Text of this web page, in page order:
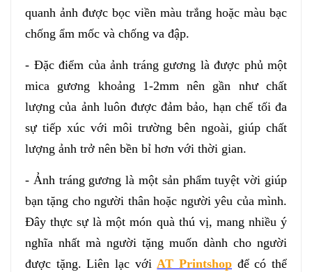
quanh ảnh được bọc viền màu trắng hoặc màu bạc
chống ẩm mốc và chống va đập.
- Đặc điểm của ảnh tráng gương là được phủ một
mica gương khoảng 1-2mm nên gần như chất
lượng của ảnh luôn được đảm bảo, hạn chế tối đa
sự tiếp xúc với môi trường bên ngoài, giúp chất
lượng ảnh trở nên bền bỉ hơn với thời gian.
- Ảnh tráng gương là một sản phẩm tuyệt vời giúp
bạn tặng cho người thân hoặc người yêu của mình.
Đây thực sự là một món quà thú vị, mang nhiều ý
nghĩa nhất mà người tặng muốn dành cho người
được tặng. Liên lạc với AT Printshop để có thể